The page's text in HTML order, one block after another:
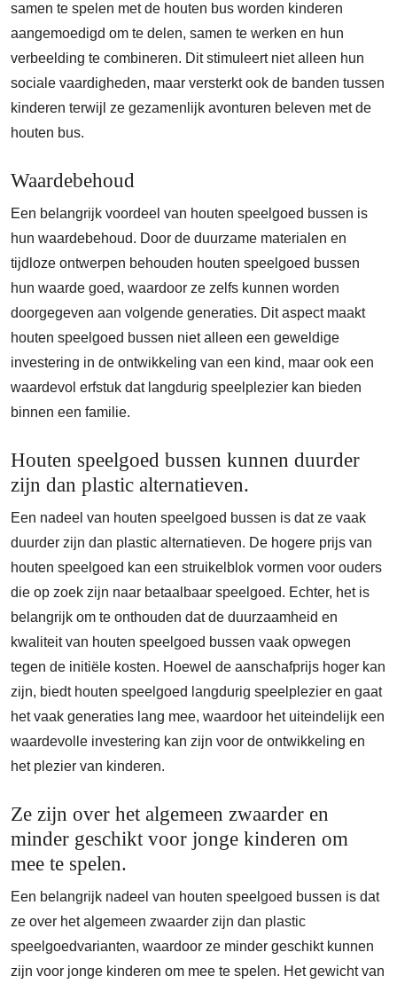
samen te spelen met de houten bus worden kinderen
aangemoedigd om te delen, samen te werken en hun
verbeelding te combineren. Dit stimuleert niet alleen hun
sociale vaardigheden, maar versterkt ook de banden tussen
kinderen terwijl ze gezamenlijk avonturen beleven met de
houten bus.
Waardebehoud
Een belangrijk voordeel van houten speelgoed bussen is
hun waardebehoud. Door de duurzame materialen en
tijdloze ontwerpen behouden houten speelgoed bussen
hun waarde goed, waardoor ze zelfs kunnen worden
doorgegeven aan volgende generaties. Dit aspect maakt
houten speelgoed bussen niet alleen een geweldige
investering in de ontwikkeling van een kind, maar ook een
waardevol erfstuk dat langdurig speelplezier kan bieden
binnen een familie.
Houten speelgoed bussen kunnen duurder
zijn dan plastic alternatieven.
Een nadeel van houten speelgoed bussen is dat ze vaak
duurder zijn dan plastic alternatieven. De hogere prijs van
houten speelgoed kan een struikelblok vormen voor ouders
die op zoek zijn naar betaalbaar speelgoed. Echter, het is
belangrijk om te onthouden dat de duurzaamheid en
kwaliteit van houten speelgoed bussen vaak opwegen
tegen de initiële kosten. Hoewel de aanschafprijs hoger kan
zijn, biedt houten speelgoed langdurig speelplezier en gaat
het vaak generaties lang mee, waardoor het uiteindelijk een
waardevolle investering kan zijn voor de ontwikkeling en
het plezier van kinderen.
Ze zijn over het algemeen zwaarder en
minder geschikt voor jonge kinderen om
mee te spelen.
Een belangrijk nadeel van houten speelgoed bussen is dat
ze over het algemeen zwaarder zijn dan plastic
speelgoedvarianten, waardoor ze minder geschikt kunnen
zijn voor jonge kinderen om mee te spelen. Het gewicht van